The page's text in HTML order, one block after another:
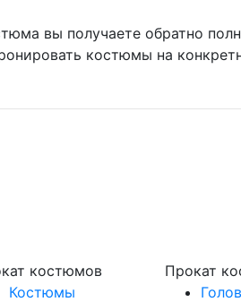
вы получаете обратно
костюмы на
костюмов
Костюмы
Прокат